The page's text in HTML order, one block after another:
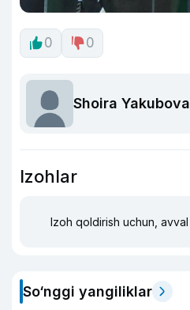
0 0
Shoira Yakubova
Izohlar
Izoh qoldirish uchun, avval
So‘nggi yangiliklar